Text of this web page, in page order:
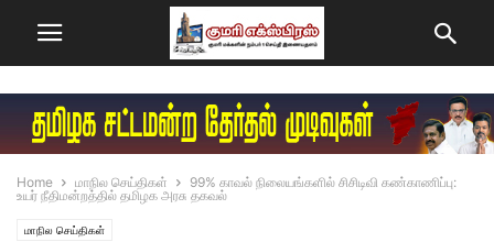
Home மாநில செய்திகள்
99% காவல் நிலையங்களில் சிசிடிவி கண்காணிப்பு:
உயர் நீதிமன்றத்தில் தமிழக அரசு தகவல்
மாநில செய்திகள்